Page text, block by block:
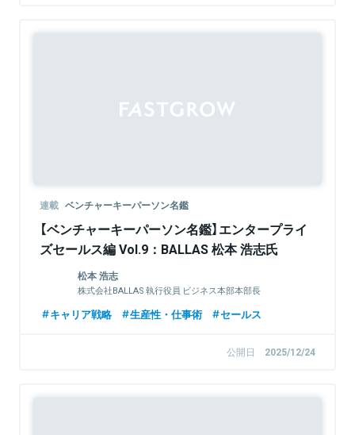
連載 ベンチャーキーパーソン名鑑
【ベンチャーキーパーソン名鑑】エンタープライ
ズセールス編 Vol.9：BALLAS 松本 浩志氏
松本 浩志
株式会社BALLAS 執行役員 ビジネス本部本部長
キャリア戦略 生産性・仕事術 セールス
公開日 2025/12/24